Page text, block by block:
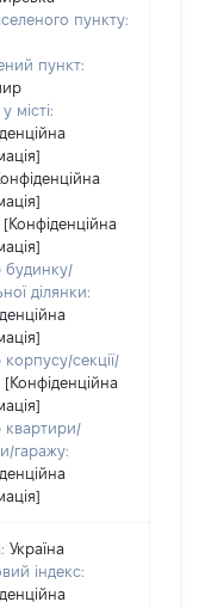
пункту:
пункт:
місті:
[Конфіденційна
будинку/
ділянки:
секції/
[Конфіденційна
квартири/
гаражу:
Україна
індекс: